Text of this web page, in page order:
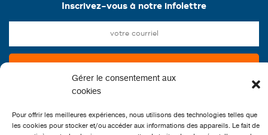
Gérer le consentement aux
cookies
Pour offrir les meilleures expériences, nous utilisons des technologies telles que
les cookies pour stocker et/ou accéder aux informations des appareils. Le fait de
Inscrivez-vous à notre infolettre